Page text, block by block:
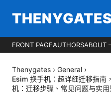
THENYGATES
FRONT PAGEAUTHORSABOUT
Thenygates › General ›
Esim 换手机：超详细迁移指南
机：迁移步骤、常见问题与实用